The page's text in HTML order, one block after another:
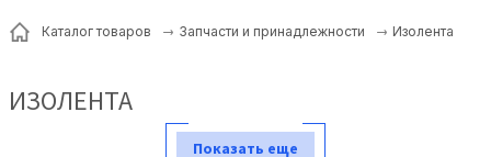
Каталог товаров Запчасти и принадлежности Изолента
ИЗОЛЕНТА
Показать еще